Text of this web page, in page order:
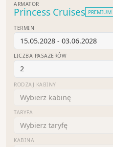
ARMATOR
Princess Cruises PREMIUM
TERMIN
15.05.2028 - 03.06.2028
LICZBA PASAŻERÓW
2
RODZAJ KABINY
Wybierz kabinę
TARYFA
Wybierz taryfę
KABINA